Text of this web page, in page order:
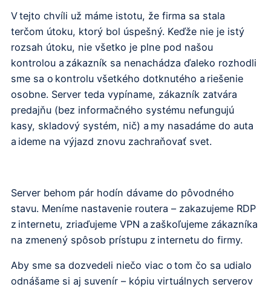
V tejto chvíli už máme istotu, že firma sa stala
terčom útoku, ktorý bol úspešný. Keďže nie je istý
rozsah útoku, nie všetko je plne pod našou
kontrolou a zákazník sa nenachádza ďaleko rozhodli
sme sa o kontrolu všetkého dotknutého a riešenie
osobne. Server teda vypíname, zákazník zatvára
predajňu (bez informačného systému nefungujú
kasy, skladový systém, nič) a my nasadáme do auta
a ideme na výjazd znovu zachraňovať svet.
Server behom pár hodín dávame do pôvodného
stavu. Meníme nastavenie routera – zakazujeme RDP
z internetu, zriaďujeme VPN a zaškoľujeme zákazníka
na zmenený spôsob prístupu z internetu do firmy.
Aby sme sa dozvedeli niečo viac o tom čo sa udialo
odnášame si aj suvenír – kópiu virtuálnych serverov